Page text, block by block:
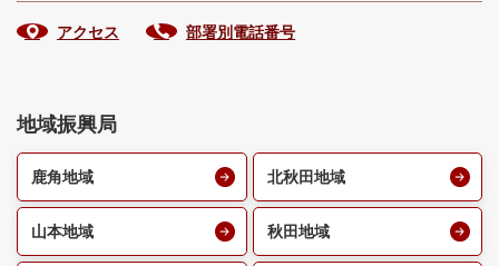
アクセス 部署別電話番号
地域振興局
鹿角地域 北秋田地域
山本地域 秋田地域